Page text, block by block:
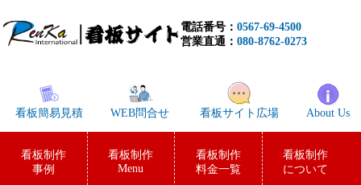
電話番号： 0567-69-4500
営業直通： 080-8762-0273
看板簡易見積 WEB問合せ 看板サイト広場 About Us
看板制作
事例
看板制作
Menu
看板制作
料金一覧
看板制作
について